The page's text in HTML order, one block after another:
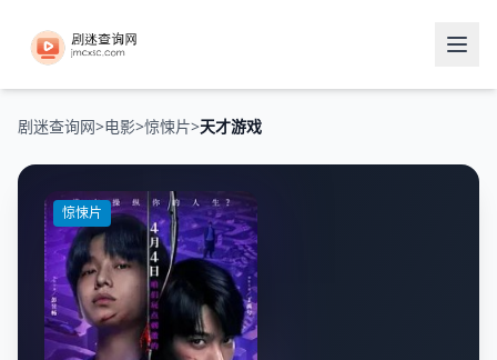
剧迷查询网>电影>惊悚片>天才游戏
惊悚片